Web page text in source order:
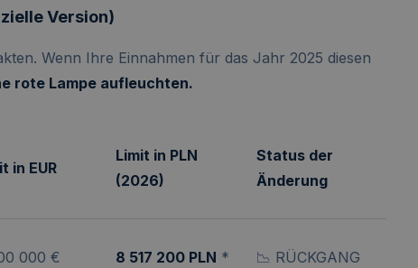
Version)
Wenn Ihre Einnahmen für das Jahr 2025 diesen
rote Lampe aufleuchten.
in EUR
Limit in PLN
(2026)
Status der
Änderung
000 € 8 517 200 PLN * 📉 RÜCKGANG